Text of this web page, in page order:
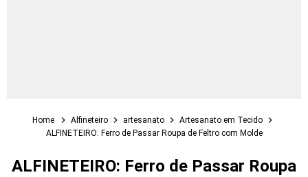
Home Alfineteiro artesanato
Artesanato em Tecido
ALFINETEIRO: Ferro de Passar Roupa de Feltro com Molde
ALFINETEIRO: Ferro de Passar Roupa